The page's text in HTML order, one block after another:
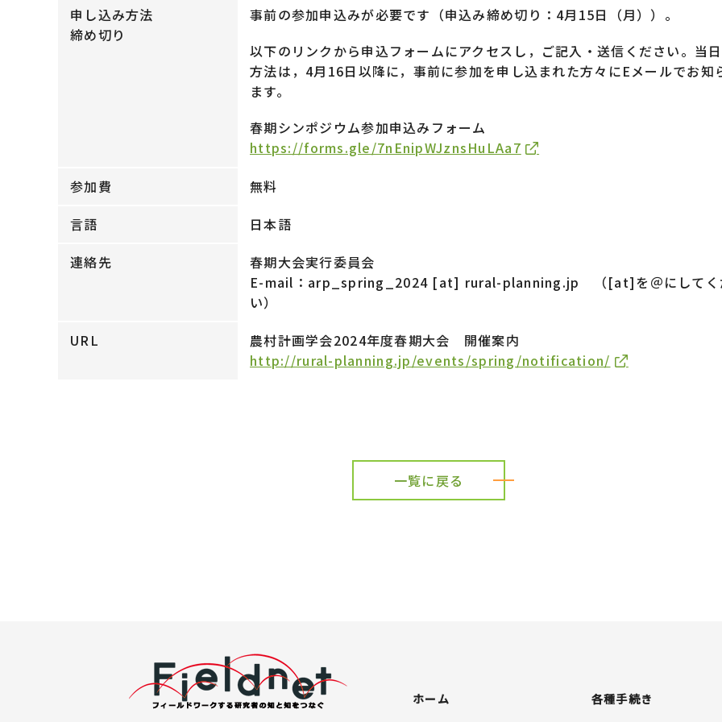
申し込み方法
締め切り
事前の参加申込みが必要です（申込み締め切り：4月15日（月））。
以下のリンクから申込フォームにアクセスし，ご記入・送信ください。当
方法は，4月16日以降に，事前に参加を申し込まれた方々にEメールでお知
ます。
春期シンポジウム参加申込みフォーム
https://forms.gle/7nEnipWJznsHuLAa7
参加費
無料
言語
日本語
連絡先
春期大会実行委員会
E-mail：arp_spring_2024 [at] rural-planning.jp （[at]を＠にしてく
い）
URL
農村計画学会2024年度春期大会 開催案内
http://rural-planning.jp/events/spring/notification/
一覧に戻る
ホーム 各種手続き